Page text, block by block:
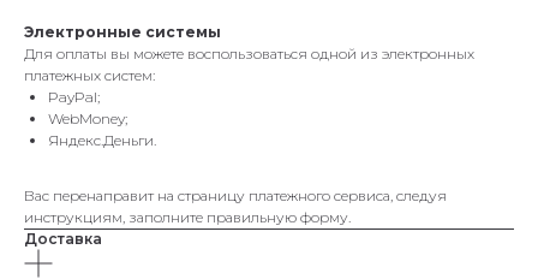
Электронные системы
Для оплаты вы можете воспользоваться одной из электронных
платежных систем:
PayPal;
WebMoney;
Яндекс.Деньги.
Вас перенаправит на страницу платежного сервиса, следуя
инструкциям, заполните правильную форму.
Доставка